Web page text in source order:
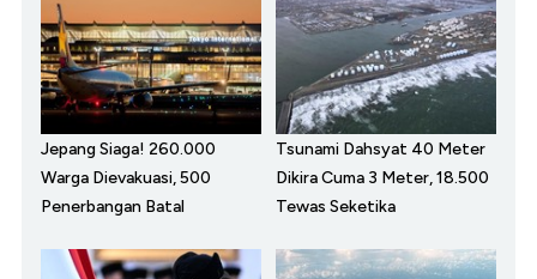
Jepang Siaga! 260.000
Warga Dievakuasi, 500
Penerbangan Batal
Tsunami Dahsyat 40 Meter
Dikira Cuma 3 Meter, 18.500
Tewas Seketika